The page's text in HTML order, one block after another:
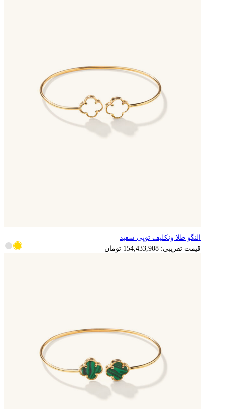
النگو طلا ونکلیف توپی سفید
قیمت تقریبی:154,433,908 تومان